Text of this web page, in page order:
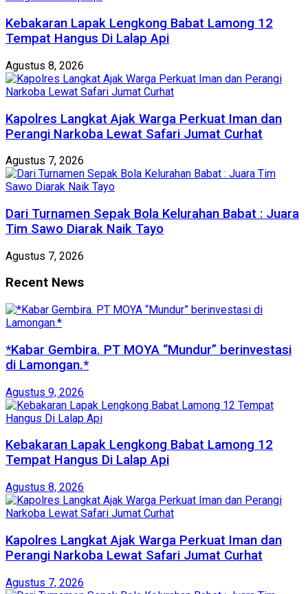
Kebakaran Lapak Lengkong Babat Lamong 12
Tempat Hangus Di Lalap Api
Agustus 8, 2026
Kapolres Langkat Ajak Warga Perkuat Iman dan
Perangi Narkoba Lewat Safari Jumat Curhat
Agustus 7, 2026
Dari Turnamen Sepak Bola Kelurahan Babat : Juara
Tim Sawo Diarak Naik Tayo
Agustus 7, 2026
Recent News
*Kabar Gembira. PT MOYA “Mundur” berinvestasi
di Lamongan.*
Agustus 9, 2026
Kebakaran Lapak Lengkong Babat Lamong 12
Tempat Hangus Di Lalap Api
Agustus 8, 2026
Kapolres Langkat Ajak Warga Perkuat Iman dan
Perangi Narkoba Lewat Safari Jumat Curhat
Agustus 7, 2026